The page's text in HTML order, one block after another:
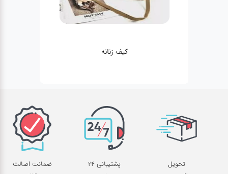
کیف زنانه
تحویل
پشتیبانی 24
ضمانت اصالت